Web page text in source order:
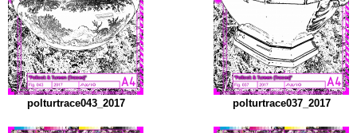
polturtrace043_2017 polturtrace037_2017